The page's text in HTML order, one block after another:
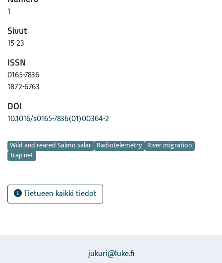
1
Sivut
15-23
ISSN
0165-7836
1872-6763
DOI
10.1016/s0165-7836(01)00364-2
Avainsanat
Wild and reared Salmo salar Radiotelemetry River migration
Trap net
Tietueen kaikki tiedot
jukuri@luke.fi